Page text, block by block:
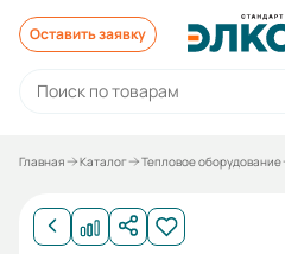
Оставить заявку
Главная Каталог Тепловое оборудование